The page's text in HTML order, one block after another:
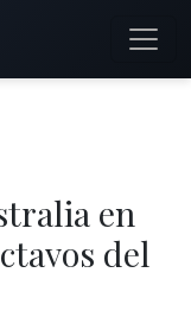
en
del